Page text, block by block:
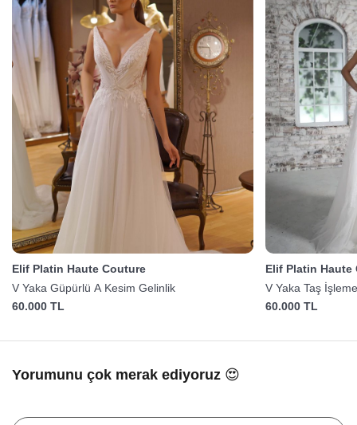
Elif Platin Haute Couture
V Yaka Güpürlü A Kesim Gelinlik
60.000 TL
Elif Platin Haute
V Yaka Taş
60.000 TL
Yorumunu çok merak ediyoruz 😍